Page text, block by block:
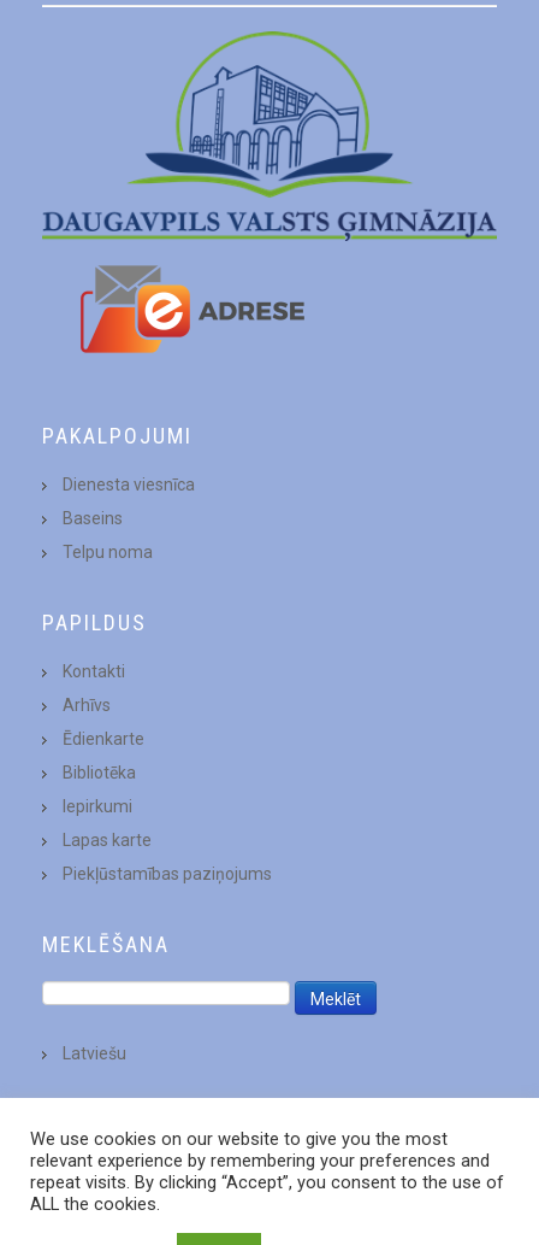
PAKALPOJUMI
Dienesta viesnīca
Baseins
Telpu noma
PAPILDUS
Kontakti
Arhīvs
Ēdienkarte
Bibliotēka
Iepirkumi
Lapas karte
Piekļūstamības paziņojums
MEKLĒŠANA
Latviešu
We use cookies on our website to give you the most
relevant experience by remembering your preferences and
repeat visits. By clicking “Accept”, you consent to the use of
ALL the cookies.